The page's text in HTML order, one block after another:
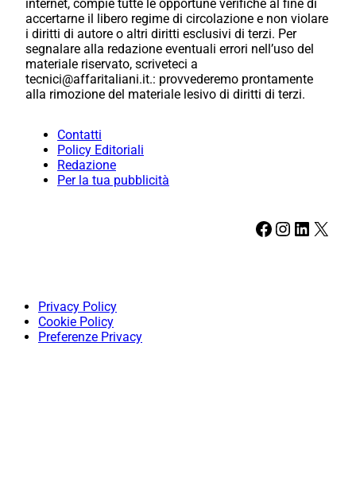
internet, compie tutte le opportune verifiche al fine di
accertarne il libero regime di circolazione e non violare
i diritti di autore o altri diritti esclusivi di terzi. Per
segnalare alla redazione eventuali errori nell’uso del
materiale riservato, scriveteci a
tecnici@affaritaliani.it.: provvederemo prontamente
alla rimozione del materiale lesivo di diritti di terzi.
Contatti
Policy Editoriali
Redazione
Per la tua pubblicità
Facebook Instagram LinkedIn X
Privacy Policy
Cookie Policy
Preferenze Privacy